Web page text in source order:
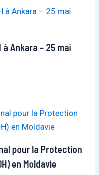
à Ankara – 25 mai
pour la Protection
en Moldavie